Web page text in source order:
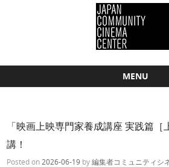
MENU
「映画上映専門家養成講座 実践篇
講！
Posted on 2026-06-19 by編集者コミュニティシ